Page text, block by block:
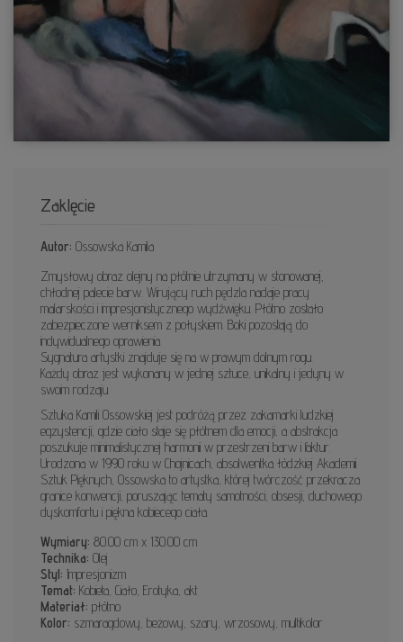
Zaklęcie
Autor: Ossowska Kamila
Zmysłowy obraz olejny na płótnie utrzymany w stonowanej,
chłodnej palecie barw. Wirujący ruch pędzla nadaje pracy
malarskości i impresjonistycznego wydźwięku. Płótno zostało
zabezpieczone werniksem z połyskiem. Boki pozostają do
indywidualnego oprawienia.
Sygnatura artystki znajduje się na w prawym dolnym rogu.
Każdy obraz jest wykonany w jednej sztuce, unikalny i jedyny w
swoim rodzaju.
Sztuka Kamili Ossowskiej jest podróżą przez zakamarki ludzkiej
egzystencji, gdzie ciało staje się płótnem dla emocji, a abstrakcja
poszukuje minimalistycznej harmonii w przestrzeni barw i faktur.
Urodzona w 1990 roku w Chojnicach, absolwentka łódzkiej Akademii
Sztuk Pięknych, Ossowska to artystka, której twórczość przekracza
granice konwencji, poruszając tematy samotności, obsesji, duchowego
dyskomfortu i piękna kobiecego ciała.
Wymiary: 80.00 cm x 130.00 cm
Technika: Olej
Styl: Impresjonizm
Temat: Kobieta, Ciało, Erotyka, akt
Materiał: płótno
Kolor: szmaragdowy, beżowy, szary, wrzosowy, multikolor